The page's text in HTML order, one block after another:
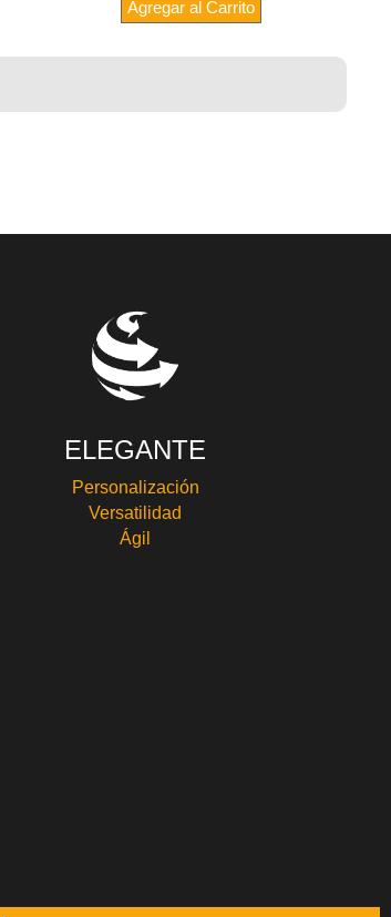
Agregar al Carrito
ELEGANTE
Personalización
Versatilidad
Ágil